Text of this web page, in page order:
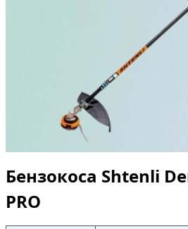
Бензокоса Shtenli
PRO